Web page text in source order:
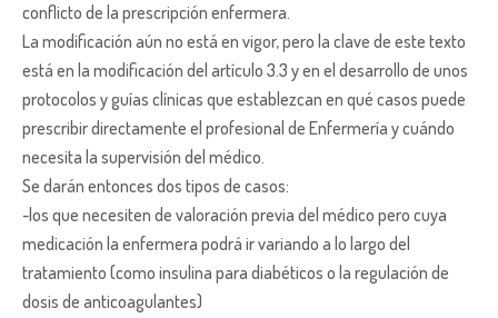
conflicto de la prescripción enfermera.
La modificación aún no está en vigor, pero la clave de este texto
está en la modificación del artículo 3.3 y en el desarrollo de unos
protocolos y guías clínicas que establezcan en qué casos puede
prescribir directamente el profesional de Enfermería y cuándo
necesita la supervisión del médico.
Se darán entonces dos tipos de casos:
-los que necesiten de valoración previa del médico pero cuya
medicación la enfermera podrá ir variando a lo largo del
tratamiento (como insulina para diabéticos o la regulación de
dosis de anticoagulantes)